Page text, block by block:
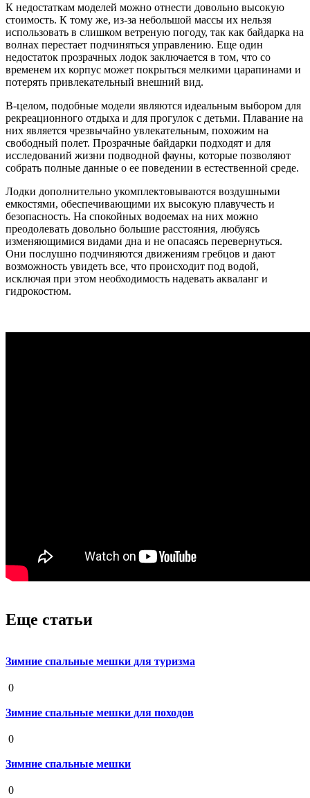
К недостаткам моделей можно отнести довольно высокую
стоимость. К тому же, из-за небольшой массы их нельзя
использовать в слишком ветреную погоду, так как байдарка на
волнах перестает подчиняться управлению. Еще один
недостаток прозрачных лодок заключается в том, что со
временем их корпус может покрыться мелкими царапинами и
потерять привлекательный внешний вид.
В-целом, подобные модели являются идеальным выбором для
рекреационного отдыха и для прогулок с детьми. Плавание на
них является чрезвычайно увлекательным, похожим на
свободный полет. Прозрачные байдарки подходят и для
исследований жизни подводной фауны, которые позволяют
собрать полные данные о ее поведении в естественной среде.
Лодки дополнительно укомплектовываются воздушными
емкостями, обеспечивающими их высокую плавучесть и
безопасность. На спокойных водоемах на них можно
преодолевать довольно большие расстояния, любуясь
изменяющимися видами дна и не опасаясь перевернуться.
Они послушно подчиняются движениям гребцов и дают
возможность увидеть все, что происходит под водой,
исключая при этом необходимость надевать акваланг и
гидрокостюм.
Еще статьи
Зимние спальные мешки для туризма
0
Зимние спальные мешки для походов
0
Зимние спальные мешки
0